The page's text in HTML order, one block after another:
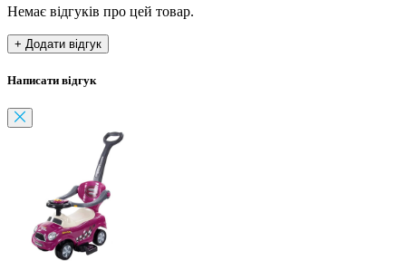
Немає відгуків про цей товар.
+ Додати відгук
Написати відгук